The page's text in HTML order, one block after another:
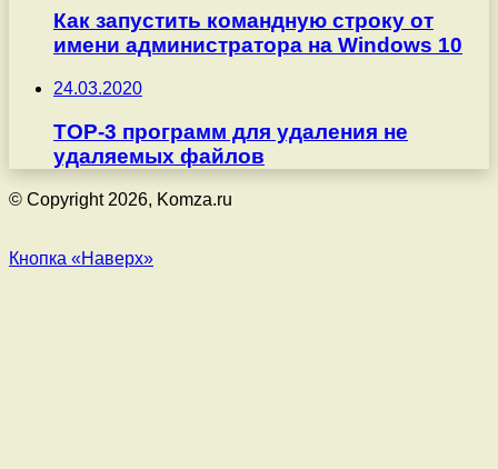
Как запустить командную строку от
имени администратора на Windows 10
24.03.2020
TOP-3 программ для удаления не
удаляемых файлов
© Copyright 2026, Komza.ru
Кнопка «Наверх»